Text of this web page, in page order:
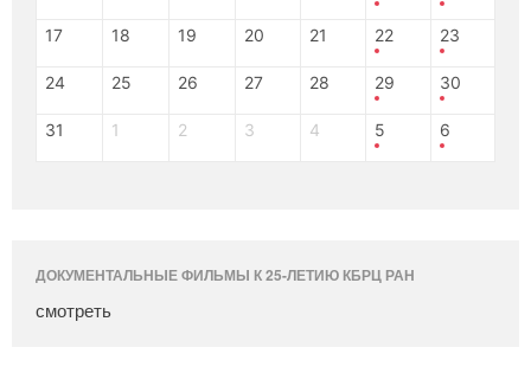
17 18 19 20 21 22 23
24 25 26 27 28 29 30
31 1 2 3 4 5 6
ДОКУМЕНТАЛЬНЫЕ ФИЛЬМЫ К 25-ЛЕТИЮ КБРЦ РАН
смотреть